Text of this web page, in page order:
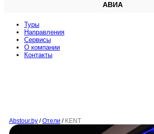
АВИА
Туры
Направления
Сервисы
O компании
Контакты
Abstour.by / Отели / KENT